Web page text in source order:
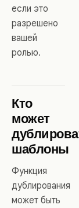
если это
разрешено
вашей
ролью.
Кто
может
шаблоны
Функция
дублирования
может быть